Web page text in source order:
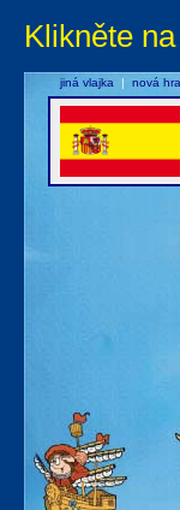
Klikněte
jiná vlajka | nová hra